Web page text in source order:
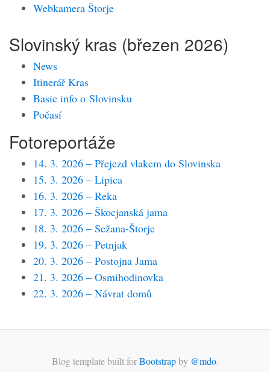
Webkamera Štorje
Slovinský kras (březen 2026)
News
Itinerář Kras
Basic info o Slovinsku
Počasí
Fotoreportáže
14. 3. 2026 – Přejezd vlakem do Slovinska
15. 3. 2026 – Lipica
16. 3. 2026 – Reka
17. 3. 2026 – Škocjanská jama
18. 3. 2026 – Sežana-Štorje
19. 3. 2026 – Petnjak
20. 3. 2026 – Postojna Jama
21. 3. 2026 – Osmihodinovka
22. 3. 2026 – Návrat domů
Blog template built forBootstrapby @mdo.